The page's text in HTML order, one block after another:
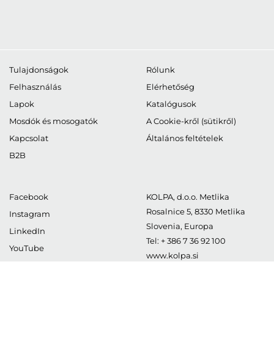
Tulajdonságok
Felhasználás
Lapok
Mosdók és mosogatók
Kapcsolat
B2B
Rólunk
Elérhetőség
Katalógusok
A Cookie-kről (sütikről)
Általános feltételek
Facebook
Instagram
LinkedIn
YouTube
KOLPA, d.o.o. Metlika
Rosalnice 5, 8330 Metlika
Slovenia, Europa
Tel: + 386 7 36 92 100
www.kolpa.si